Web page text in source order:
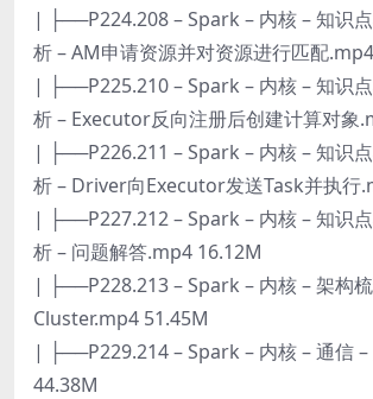
| ├──P224.208 – Spark – 内核 – 知识
析 – AM申请资源并对资源进行匹配
| ├──P225.210 – Spark – 内核 – 知识
析 – Executor反向注册后创建计算对象
| ├──P226.211 – Spark – 内核 – 知识
析 – Driver向Executor发送Task并执行
| ├──P227.212 – Spark – 内核 – 知识
析 – 问题解答.mp4 16.12M
| ├──P228.213 – Spark – 内核 – 架构
Cluster.mp4 51.45M
| ├──P229.214 – Spark – 内核 – 通信
44.38M